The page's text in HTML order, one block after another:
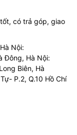
có trả góp, giao
Nội:
Đông, Hà Nội:
Biên, Hà
P.2, Q.10 Hồ Chí